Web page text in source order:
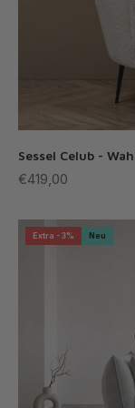
Sessel Celub -
Angebot
€419,00
Extra -3% Neu